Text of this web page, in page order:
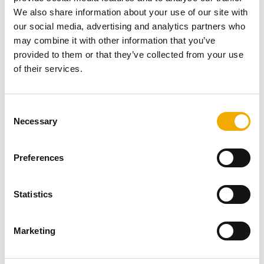
We also share information about your use of our site with
our social media, advertising and analytics partners who
may combine it with other information that you’ve
provided to them or that they’ve collected from your use
of their services.
Necessary
Preferences
Statistics
Marketing
Kaminüberprüfung (mit / ohne
Kamera)